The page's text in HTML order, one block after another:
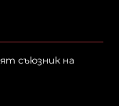
съюзник на